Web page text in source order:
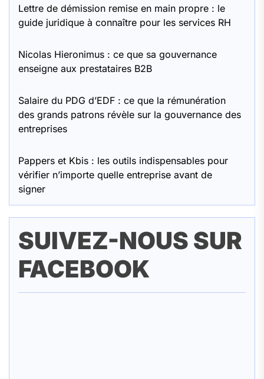
Lettre de démission remise en main propre : le
guide juridique à connaître pour les services RH
Nicolas Hieronimus : ce que sa gouvernance
enseigne aux prestataires B2B
Salaire du PDG d’EDF : ce que la rémunération
des grands patrons révèle sur la gouvernance des
entreprises
Pappers et Kbis : les outils indispensables pour
vérifier n’importe quelle entreprise avant de
signer
SUIVEZ-NOUS SUR
FACEBOOK